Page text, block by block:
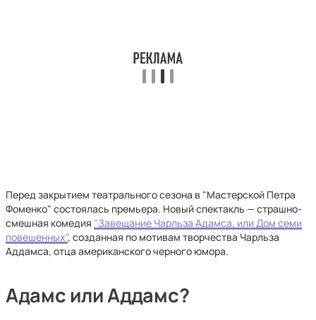
Перед закрытием театрального сезона в "Мастерской Петра
Фоменко" состоялась премьера. Новый спектакль — страшно-
смешная комедия "Завещание Чарльза Адамса, или Дом семи
повешенных", созданная по мотивам творчества Чарльза
Аддамса, отца американского черного юмора.
Адамс или Аддамс?